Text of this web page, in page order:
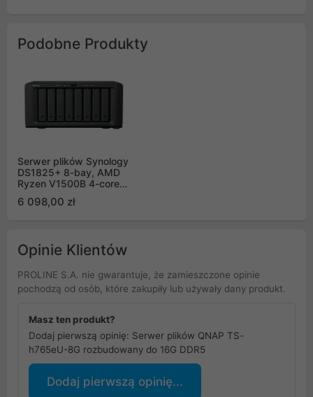
Podobne Produkty
Serwer plików Synology
DS1825+ 8-bay, AMD
Ryzen V1500B 4-core
2.2GHz, 8 GB DDR4
ECC, 2 (NVMe) 2x2,5
6 098,00 zł
Opinie Klientów
PROLINE S.A. nie gwarantuje, że zamieszczone opinie
pochodzą od osób, które zakupiły lub używały dany produkt.
Masz ten produkt?
Dodaj pierwszą opinię: Serwer plików QNAP TS-
h765eU-8G rozbudowany do 16G DDR5
Dodaj pierwszą opinię...